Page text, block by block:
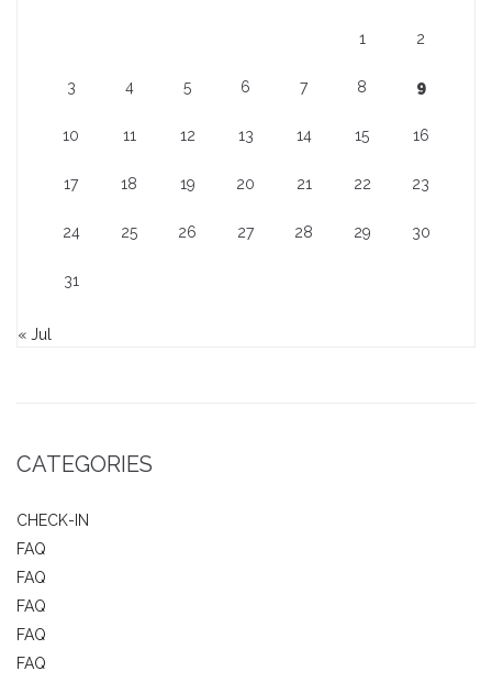
1 2
3 4 5 6 7 8 9
10 11 12 13 14 15 16
17 18 19 20 21 22 23
24 25 26 27 28 29 30
31
« Jul
CATEGORIES
CHECK-IN
FAQ
FAQ
FAQ
FAQ
FAQ